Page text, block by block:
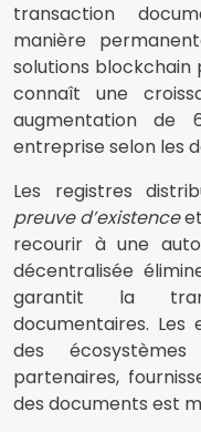
transaction
manière
solutions
connaît une
augmentation de
entreprise selon les
Les registres
preuve d’existence
recourir à une
décentralisée
garantit la
documentaires.
des
partenaires,
des documents est